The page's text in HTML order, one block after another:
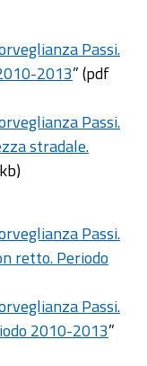
Passi.
2013” (pdf
Passi.
stradale.
Passi.
retto. Periodo
Passi.
2010-2013”